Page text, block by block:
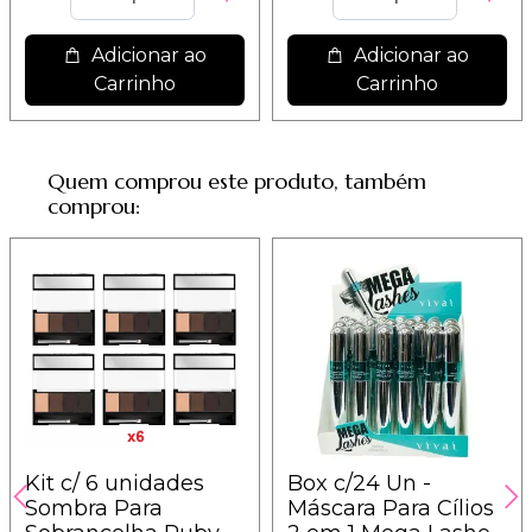
Adicionar ao
Carrinho
Adicionar ao
Carrinho
Quem comprou este produto, também
comprou:
Kit c/ 6 unidades
Sombra Para
Box c/24 Un -
Máscara Para Cílios